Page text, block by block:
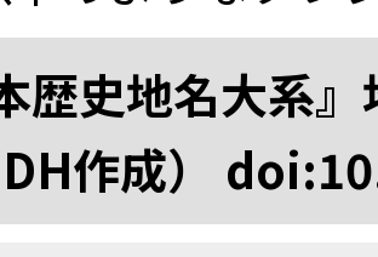
歴史地名大系
作成）